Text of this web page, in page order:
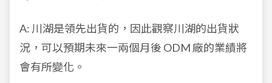
A: 川湖是領先出貨的，因此觀察川湖的出貨狀
況，可以預期未來一兩個月後 ODM 廠的業績將
會有所變化。